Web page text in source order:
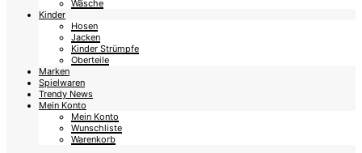
Wäsche
Kinder
Hosen
Jacken
Kinder Strümpfe
Oberteile
Marken
Spielwaren
Trendy News
Mein Konto
Mein Konto
Wunschliste
Warenkorb